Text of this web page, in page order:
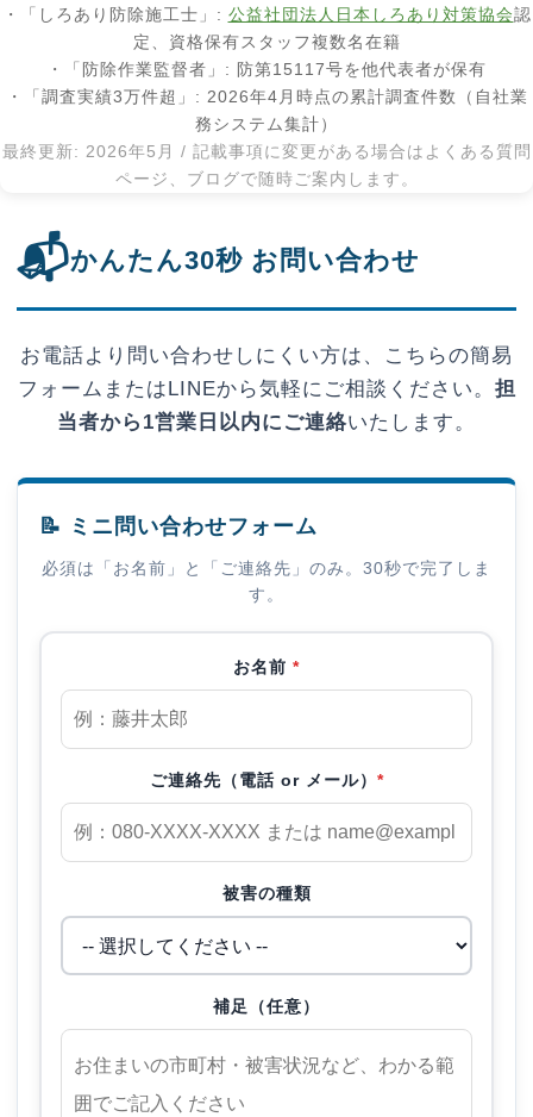
・「しろあり防除施工士」: 公益社団法人日本しろあり対策協会認
定、資格保有スタッフ複数名在籍
・「防除作業監督者」: 防第15117号を他代表者が保有
・「調査実績3万件超」: 2026年4月時点の累計調査件数（自社業
務システム集計）
最終更新: 2026年5月 / 記載事項に変更がある場合はよくある質問
ページ、ブログで随時ご案内します。
📬かんたん30秒 お問い合わせ
お電話より問い合わせしにくい方は、こちらの簡易
フォームまたはLINEから気軽にご相談ください。 担
当者から1営業日以内にご連絡いたします。
📝 ミニ問い合わせフォーム
必須は「お名前」と「ご連絡先」のみ。30秒で完了しま
す。
お名前 *
ご連絡先（電話 or メール） *
被害の種類
補足（任意）